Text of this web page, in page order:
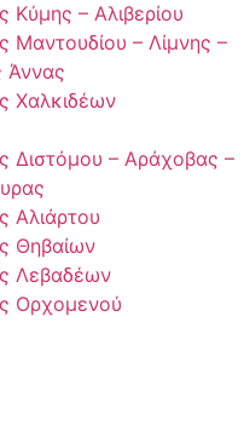
Κύμης – Αλιβερίου
Μαντουδίου – Λίμνης –
Άννας
Χαλκιδέων
Διστόμου – Αράχοβας –
Αλιάρτου
Θηβαίων
Λεβαδέων
Ορχομενού